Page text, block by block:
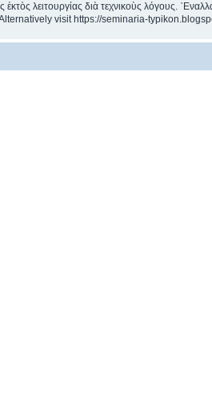
ἐκτὸς λειτουργίας διὰ τεχνικοὺς λόγους.
visit https://seminaria-